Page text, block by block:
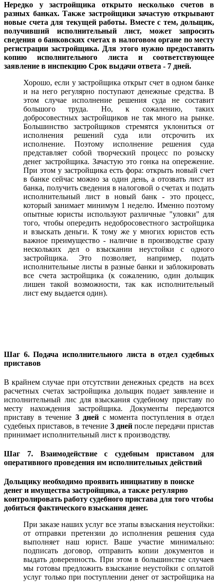
Нередко у застройщика открыто несколько счетов в
разных банках. Также застройщики зачастую открывают
новые счета для текущей работы. Вместе с тем, дольщик,
получивший исполнительный лист, может запросить
сведения о банковских счетах в налоговом органе по месту
регистрации застройщика. Для этого нужно предоставить
копию исполнительного листа и соответствующее
заявление в инспекцию Срок выдачи ответа - 7 дней.
Хорошо, если у застройщика открыт счет в одном банке
и на него регулярно поступают денежные средства. В
этом случае исполнение решения суда не составит
большого труда. Но, к сожалению, таких
добросовестных застройщиков не так много на рынке.
Большинство застройщиков стремятся уклониться от
исполнения решений суда или отсрочить их
исполнение. Поэтому исполнение решения суда
представляет собой творческий процесс по розыску
денег застройщика. Зачастую это гонка на опережение.
При этом у застройщика есть фора: открыть новый счет
в банке сейчас можно за один день, а отозвать лист из
банка, получить сведения в налоговой о счетах и подать
исполнительный лист в новый банк - это процесс,
который занимает минимум 1 неделю. Именно поэтому
опытные юристы используют различные "уловки" для
того, чтобы опередить недобросовестного застройщика
и взыскать деньги. К тому же у многих юристов есть
важное преимущество - наличие в производстве сразу
нескольких дел о взыскании неустойки с одного
застройщика. Это позволяет, например, подать
исполнительные листы в разные банки и заблокировать
все счета застройщика (к сожалению, один дольщик
лишен такой возможности, так как исполнительный
лист ему выдается один).
Шаг 6. Подача исполнительного листа в отдел судебных
приставов
В крайнем случае при отсутствии денежных средств на всех
расчетных счетах застройщика дольщик подает заявление и
исполнительный лис для взыскания судебному приставу по
месту нахождения застройщика. Документы передаются
приставу в течение 3 дней с момента поступления в отдел
судебных приставов, в течение 3 днейпосле передачи пристав
принимает исполнительный лист к производству.
Шаг 7. Взаимодействие с судебным приставом для
оперативного проведения им исполнительных действий
Дольщику необходимо проявить инициативу в поиске
денег и имущества застройщика, а также регулярно
контролировать работу судебного пристава для того чтобы
добиться фактического взыскания денег.
При заказе наших услуг все этапы взыскания неустойки:
от отправки претензии до исполнения решения суда
выполняет наш юрист. Ваше участие минимально:
подписать договор, отправить копии документов и
выдать доверенность. При этом в большинстве случаев
мы готовы предложить взыскание неустойки с оплатой
услуг только при поступлении денег от застройщика на